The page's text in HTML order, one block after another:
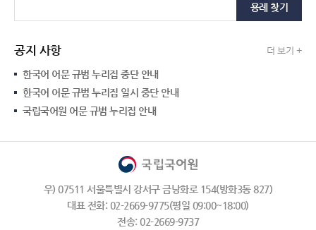
용례 찾기
공지 사항 더 보기 +
한국어 어문 규범 누리집 중단 안내
한국어 어문 규범 누리집 일시 중단 안내
국립국어원 어문 규범 누리집 안내
우) 07511 서울특별시 강서구 금낭화로 154(방화3동 827)
대표 전화: 02-2669-9775(평일 09:00~18:00)
전송: 02-2669-9737